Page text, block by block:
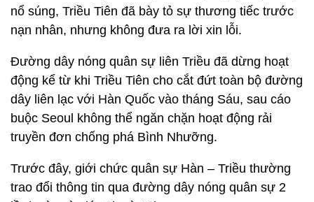
nổ súng, Triều Tiên đã bày tỏ sự thương tiếc trước
nạn nhân, nhưng không đưa ra lời xin lỗi.
Đường dây nóng quân sự liên Triều đã dừng hoạt
động kể từ khi Triều Tiên cho cắt đứt toàn bộ đường
dây liên lạc với Hàn Quốc vào tháng Sáu, sau cáo
buộc Seoul không thể ngăn chặn hoạt động rải
truyền đơn chống phá Bình Nhưỡng.
Trước đây, giới chức quân sự Hàn – Triều thường
trao đổi thông tin qua đường dây nóng quân sự 2